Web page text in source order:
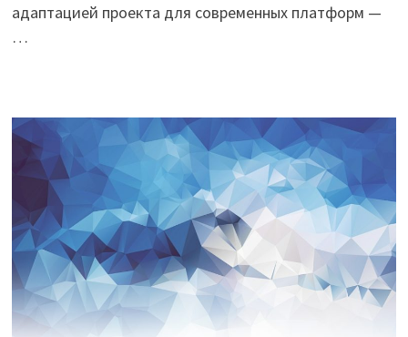
адаптацией проекта для современных платформ —
…